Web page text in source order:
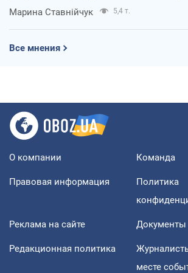
Марина Ставнійчук 5,4 т.
Все мнения
О компании Команда
Правовая информация
Политика
Реклама на сайте Документы
Редакционная политика
месте